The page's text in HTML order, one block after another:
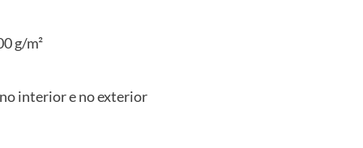
g/m²
interior e no exterior